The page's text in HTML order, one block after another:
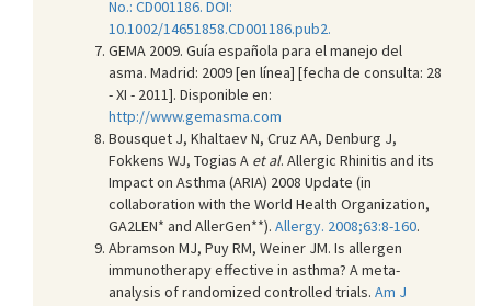
No.: CD001186. DOI:
10.1002/14651858.CD001186.pub2.
GEMA 2009. Guía española para el manejo del
asma. Madrid: 2009 [en línea] [fecha de consulta: 28
- XI - 2011]. Disponible en:
http://www.gemasma.com
Bousquet J, Khaltaev N, Cruz AA, Denburg J,
Fokkens WJ, Togias A et al. Allergic Rhinitis and its
Impact on Asthma (ARIA) 2008 Update (in
collaboration with the World Health Organization,
GA2LEN* and AllerGen**). Allergy. 2008;63:8-160.
Abramson MJ, Puy RM, Weiner JM. Is allergen
immunotherapy effective in asthma? A meta-
analysis of randomized controlled trials. Am J